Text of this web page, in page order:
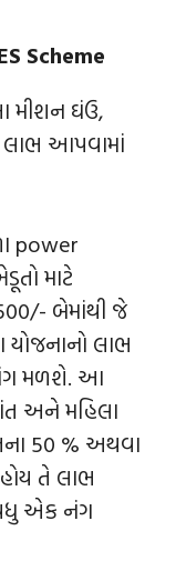
Scheme
મીશન ઘંઉ,
લાભ આપવામાં
power
માટે
બેમાંથી જે
લાભ
મળશે. આ
અને મહિલા
50 % અથવા
તે લાભ
એક નંગ